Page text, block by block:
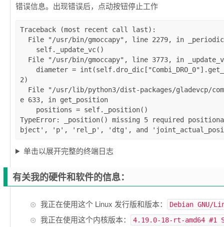
错误信息。出现错误后，点动按钮停止工作
Traceback (most recent call last):
2)
e 633, in get_position
TypeError: _position() missing 5 required
单击以展开完整的终端日志
有关我的硬件和软件的信息：
我正在使用这个 Linux 发行版和版本： Debian GNU/
我正在使用这个内核版本：
4.19.0-18-rt-amd64 #1